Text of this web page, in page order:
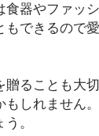
器やファッ
できるので
ることも大
しれません
。